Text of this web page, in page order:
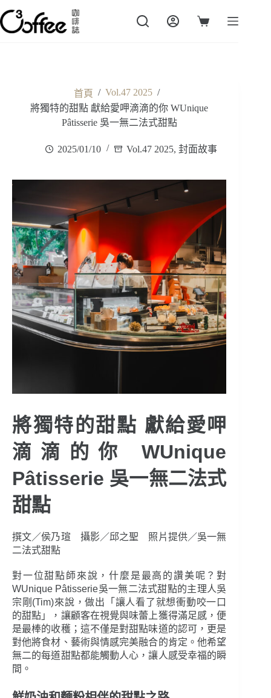
跳
至
主
購
首頁 / Vol.47 2025 /
將獨特的甜點 獻給愛呷滴滴的你 WUnique
Pâtisserie 吳一無二法式甜點
2025/01/10 Vol.47 2025,封面故事
將獨特的甜點 獻給愛呷
滴滴的你 WUnique
Pâtisserie 吳一無二法式
甜點
撰文／侯乃瑄 攝影／邱之聖 照片提供／吳一無
二法式甜點
對一位甜點師來說，什麼是最高的讚美呢？對
WUnique Pâtisserie吳一無二法式甜點的主理人吳
宗剛(Tim)來說，做出「讓人看了就想衝動咬一口
的甜點」，讓顧客在視覺與味蕾上獲得滿足感，便
是最棒的收穫；這不僅是對甜點味道的認可，更是
對他將食材、藝術與情感完美融合的肯定。他希望
無二的每道甜點都能觸動人心，讓人感受幸福的瞬
間。